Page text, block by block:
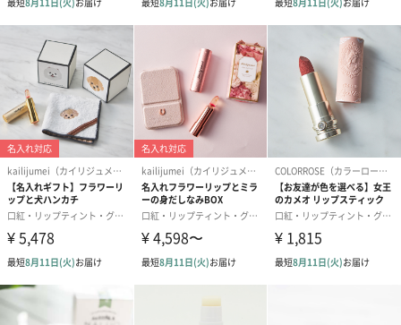
清潔な肌に塗布してください。
＜リップバーム＞
使用上の注意をよく読み、正しくお使いください。
注意事項
＜ハンドクリーム＞
・肌に異常が生じていないかよく注意してご使用ください。
・肌に合わない時はご使用をおやめください。